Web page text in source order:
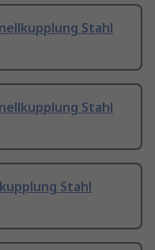
Stahl
Stahl
Stahl